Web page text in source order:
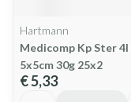
Hartmann
Medicomp Kp Ster 4l
5x5cm 30g 25x2
€ 5,33